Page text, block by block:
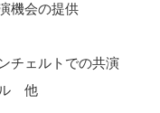
機会の提供
チェルトでの共演
ル 他